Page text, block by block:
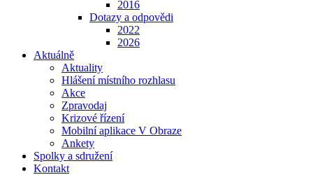
2016
Dotazy a odpovědi
2022
2026
Aktuálně
Aktuality
Hlášení místního rozhlasu
Akce
Zpravodaj
Krizové řízení
Mobilní aplikace V Obraze
Ankety
Spolky a sdružení
Kontakt